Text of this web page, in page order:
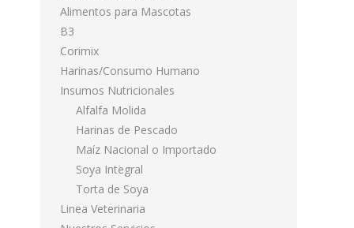
Alimentos para Mascotas
B3
Corimix
Harinas/Consumo Humano
Insumos Nutricionales
Alfalfa Molida
Harinas de Pescado
Maíz Nacional o Importado
Soya Integral
Torta de Soya
Linea Veterinaria